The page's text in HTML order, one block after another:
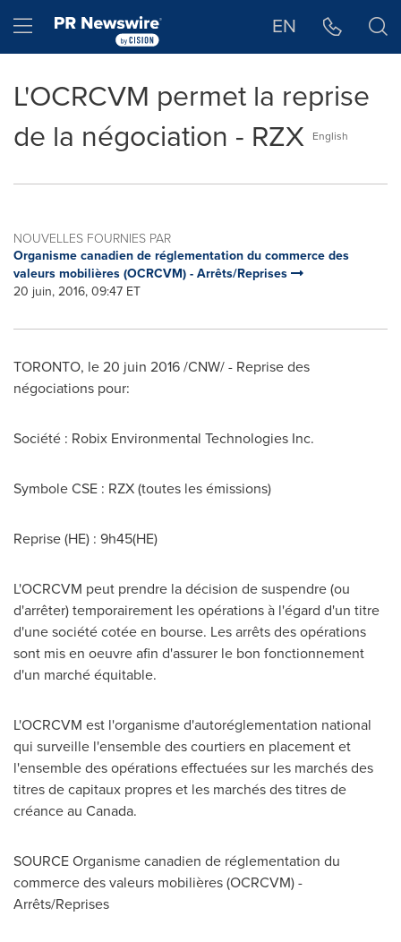
Hamburger menu EN
L'OCRCVM permet la reprise
de la négociation - RZX English
NOUVELLES FOURNIES PAR
Organisme canadien de réglementation du commerce des
valeurs mobilières (OCRCVM) - Arrêts/Reprises
20 juin, 2016, 09:47 ET
TORONTO, le 20 juin 2016 /CNW/ - Reprise des
négociations pour:
Société : Robix Environmental Technologies Inc.
Symbole CSE : RZX (toutes les émissions)
Reprise (HE) : 9h45(HE)
L'OCRCVM peut prendre la décision de suspendre (ou
d'arrêter) temporairement les opérations à l'égard d'un titre
d'une société cotée en bourse. Les arrêts des opérations
sont mis en oeuvre afin d'assurer le bon fonctionnement
d'un marché équitable.
L'OCRCVM est l'organisme d'autoréglementation national
qui surveille l'ensemble des courtiers en placement et
l'ensemble des opérations effectuées sur les marchés des
titres de capitaux propres et les marchés des titres de
créance au Canada.
SOURCE Organisme canadien de réglementation du
commerce des valeurs mobilières (OCRCVM) -
Arrêts/Reprises